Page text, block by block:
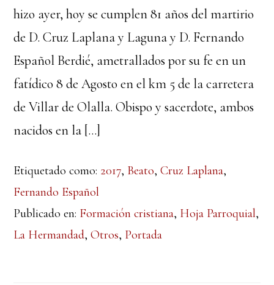
hizo ayer, hoy se cumplen 81 años del martirio
de D. Cruz Laplana y Laguna y D. Fernando
Español Berdié, ametrallados por su fe en un
fatídico 8 de Agosto en el km 5 de la carretera
de Villar de Olalla. Obispo y sacerdote, ambos
nacidos en la […]
Etiquetado como: 2017, Beato,Cruz Laplana,
Fernando Español
Publicado en: Formación cristiana, Hoja Parroquial,
La Hermandad,Otros, Portada